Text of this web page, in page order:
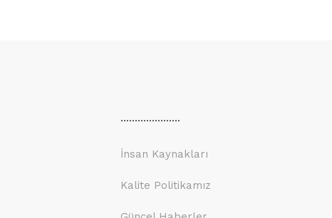
.....................
İnsan Kaynakları
Kalite Politikamız